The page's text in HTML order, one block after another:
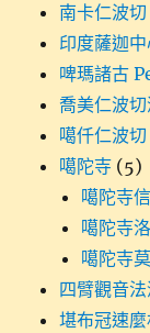
南卡仁波切
印度薩迦
啤瑪諸古
喬美仁波
噶仟仁波切
噶陀寺 (5)
噶陀寺
噶陀寺
噶陀寺
四臂觀音
堪布冠速